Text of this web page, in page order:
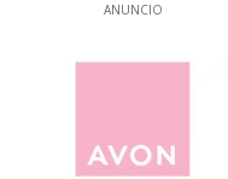
ANUNCIO